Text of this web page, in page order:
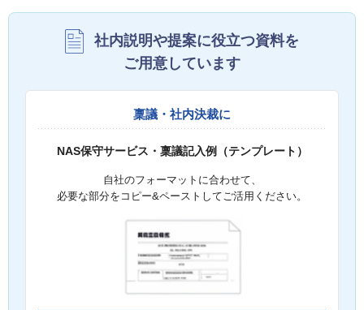
社内説明や提案に役立つ資料を
ご用意しています
稟議・社内決裁に
NAS保守サービス・稟議記入例（テンプレート）
自社のフォーマットに合わせて、
必要な部分をコピー&ペーストしてご活用ください。